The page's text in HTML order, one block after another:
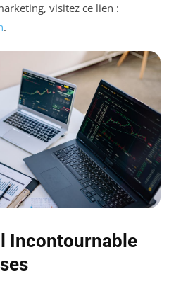
visitez ce lien :
.
Incontournable